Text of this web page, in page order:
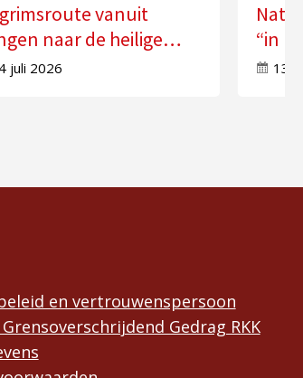
vanuit
naar de heilige
in Molenschot
juli 2026
“in
13
en vertrouwenspersoon
Gedrag RKK